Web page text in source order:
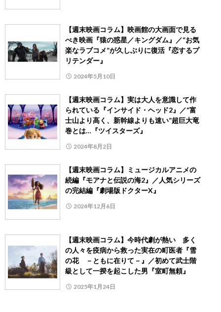
【週末映画コラム】映画館の大画面で見る
べき映画『猿の惑星／キングダム』／“お気
楽なラブコメ”が久しぶりに復活『恋するプ
リテンダー』
2024年5月10日
【週末映画コラム】実は大人を意識して作
られている『インサイド・ヘッド2』／“富
士山より高く、新幹線よりも速い”超巨大竜
巻とは…『ツイスターズ』
2024年8月2日
【週末映画コラム】ミュージカルアニメの
続編『モアナと伝説の海2』／人気シリーズ
の完結編『劇場版ドクターX』
2024年12月6日
【週末映画コラム】今時代劇が熱い 多く
の人々を疫病から救った実在の町医者『雪
の花 －ともに在りて－』／初めて武士階
級として一揆を起こした男『室町無頼』
2025年1月24日